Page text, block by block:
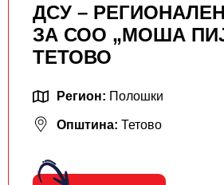
ДСУ –
ЗА СОО „МОША
ТЕТОВО
Регион: Полошки
Општина: Тетово